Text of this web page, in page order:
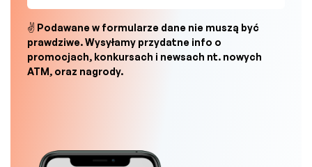
✌ Podawane w formularze dane nie muszą być
prawdziwe. Wysyłamy przydatne info o
promocjach, konkursach i newsach nt. nowych
ATM, oraz nagrody.